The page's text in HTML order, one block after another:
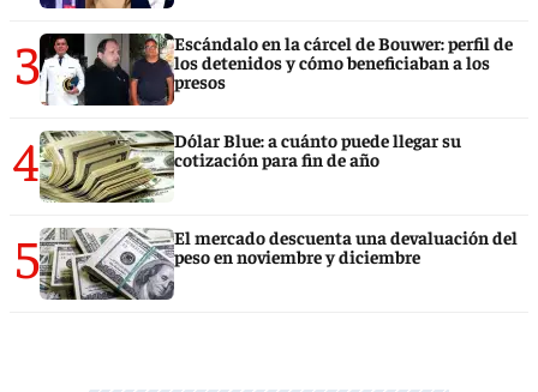
3
Escándalo en la cárcel de Bouwer: perfil de
los detenidos y cómo beneficiaban a los
presos
4
Dólar Blue: a cuánto puede llegar su
cotización para fin de año
5
El mercado descuenta una devaluación del
peso en noviembre y diciembre